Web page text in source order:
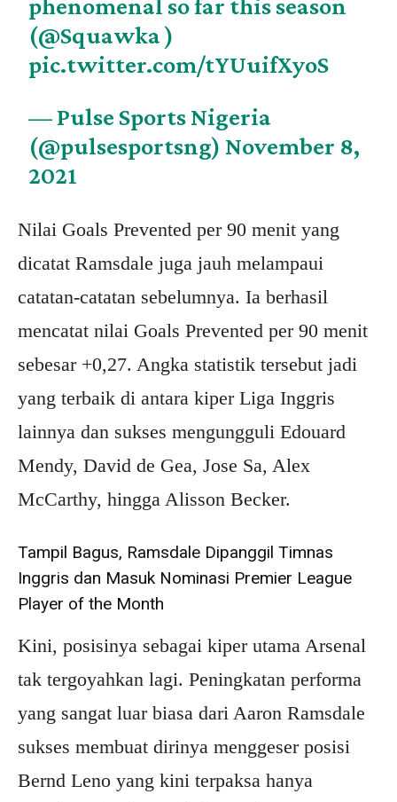
phenomenal so far this season
(@Squawka)
pic.twitter.com/tYUuifXyoS
— Pulse Sports Nigeria
(@pulsesportsng) November 8,
2021
Nilai Goals Prevented per 90 menit yang
dicatat Ramsdale juga jauh melampaui
catatan-catatan sebelumnya. Ia berhasil
mencatat nilai Goals Prevented per 90 menit
sebesar +0,27. Angka statistik tersebut jadi
yang terbaik di antara kiper Liga Inggris
lainnya dan sukses mengungguli Edouard
Mendy, David de Gea, Jose Sa, Alex
McCarthy, hingga Alisson Becker.
Tampil Bagus, Ramsdale Dipanggil Timnas
Inggris dan Masuk Nominasi Premier League
Player of the Month
Kini, posisinya sebagai kiper utama Arsenal
tak tergoyahkan lagi. Peningkatan performa
yang sangat luar biasa dari Aaron Ramsdale
sukses membuat dirinya menggeser posisi
Bernd Leno yang kini terpaksa hanya